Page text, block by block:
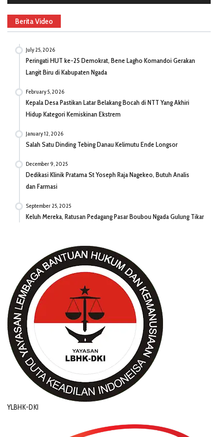
Berita Video
July 25, 2026
Peringati HUT ke-25 Demokrat, Bene Lagho Komandoi Gerakan
Langit Biru di Kabupaten Ngada
February 5, 2026
Kepala Desa Pastikan Latar Belakang Bocah di NTT Yang Akhiri
Hidup Kategori Kemiskinan Ekstrem
January 12, 2026
Salah Satu Dinding Tebing Danau Kelimutu Ende Longsor
December 9, 2025
Dedikasi Klinik Pratama St Yoseph Raja Nagekeo, Butuh Analis
dan Farmasi
September 25, 2025
Keluh Mereka, Ratusan Pedagang Pasar Boubou Ngada Gulung Tikar
YLBHK-DKI